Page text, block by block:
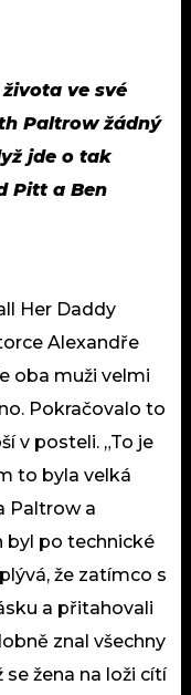
ve své
Paltrow žádný
jde o tak
Pitt a Ben
Her Daddy
Alexandře
oba muži velmi
Pokračovalo to
v posteli. „To je
to byla velká
Paltrow a
byl po technické
že zatímco s
a přitahovali
znal všechny
žena na loži cítí